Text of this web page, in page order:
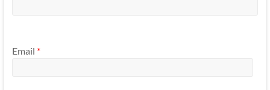
Email *